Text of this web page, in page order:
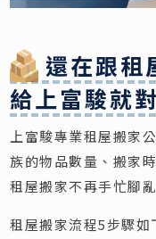
還在跟租
給上富駿就
上富駿專業租屋搬家
族的物品數量、搬家
租屋搬家不再手忙腳亂
租屋搬家流程5步驟如